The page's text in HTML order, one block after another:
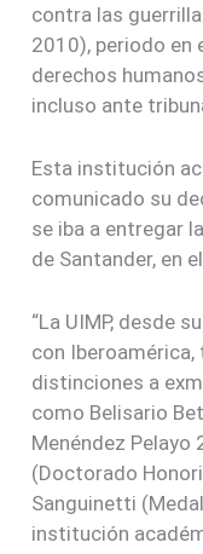
contra las
2010), periodo en
derechos
incluso ante
Esta institución
comunicado su
se iba a entregar
de Santander, en
“La UIMP, desde
con Iberoamérica,
distinciones a
como Belisario
Menéndez Pelayo
(Doctorado
Sanguinetti
institución